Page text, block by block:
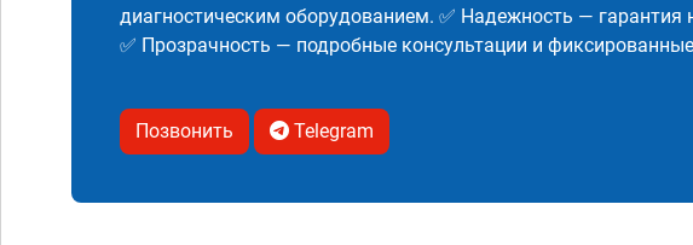
диагностическим оборудованием. ✅ Надежность — гарантия
✅ Прозрачность — подробные консультации и
Позвонить Telegram